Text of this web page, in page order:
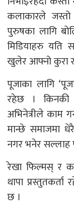
कलाकारले जस्तो
पुरुषका लागि
मिडियाहरु यति
खुलेर आफ्नो कुरा
पूजाका लागि
रहेछ । किनकी
अभिनेत्रीले काम
मान्छे समाजमा
नगर भनेर सल्लाह
रेखा फिल्मस् र
थापा प्रस्तुतकर्ता
छ ।